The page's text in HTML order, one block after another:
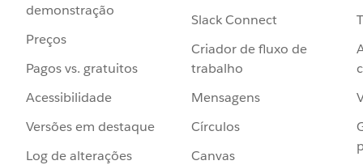
demonstração
Preços
Pagos vs. gratuitos
Acessibilidade
Versões em destaque
Log de alterações
Slack Connect
Criador de fluxo de
trabalho
Mensagens
Círculos
Canvas